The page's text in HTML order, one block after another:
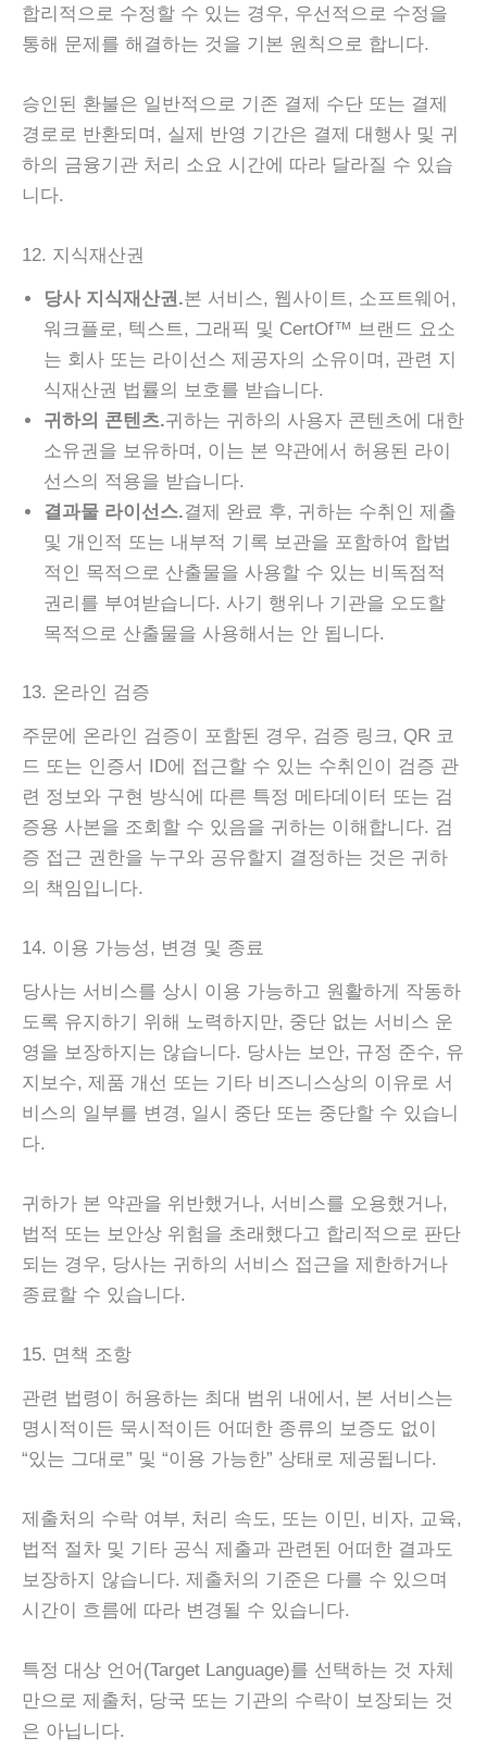
합리적으로 수정할 수 있는 경우, 우선적으로 수정을
통해 문제를 해결하는 것을 기본 원칙으로 합니다.
승인된 환불은 일반적으로 기존 결제 수단 또는 결제
경로로 반환되며, 실제 반영 기간은 결제 대행사 및 귀
하의 금융기관 처리 소요 시간에 따라 달라질 수 있습
니다.
12. 지식재산권
당사 지식재산권.본 서비스, 웹사이트, 소프트웨어,
워크플로, 텍스트, 그래픽 및 CertOf™ 브랜드 요소
는 회사 또는 라이선스 제공자의 소유이며, 관련 지
식재산권 법률의 보호를 받습니다.
귀하의 콘텐츠.귀하는 귀하의 사용자 콘텐츠에 대한
소유권을 보유하며, 이는 본 약관에서 허용된 라이
선스의 적용을 받습니다.
결과물 라이선스.결제 완료 후, 귀하는 수취인 제출
및 개인적 또는 내부적 기록 보관을 포함하여 합법
적인 목적으로 산출물을 사용할 수 있는 비독점적
권리를 부여받습니다. 사기 행위나 기관을 오도할
목적으로 산출물을 사용해서는 안 됩니다.
13. 온라인 검증
주문에 온라인 검증이 포함된 경우, 검증 링크, QR 코
드 또는 인증서 ID에 접근할 수 있는 수취인이 검증 관
련 정보와 구현 방식에 따른 특정 메타데이터 또는 검
증용 사본을 조회할 수 있음을 귀하는 이해합니다. 검
증 접근 권한을 누구와 공유할지 결정하는 것은 귀하
의 책임입니다.
14. 이용 가능성, 변경 및 종료
당사는 서비스를 상시 이용 가능하고 원활하게 작동하
도록 유지하기 위해 노력하지만, 중단 없는 서비스 운
영을 보장하지는 않습니다. 당사는 보안, 규정 준수, 유
지보수, 제품 개선 또는 기타 비즈니스상의 이유로 서
비스의 일부를 변경, 일시 중단 또는 중단할 수 있습니
다.
귀하가 본 약관을 위반했거나, 서비스를 오용했거나,
법적 또는 보안상 위험을 초래했다고 합리적으로 판단
되는 경우, 당사는 귀하의 서비스 접근을 제한하거나
종료할 수 있습니다.
15. 면책 조항
관련 법령이 허용하는 최대 범위 내에서, 본 서비스는
명시적이든 묵시적이든 어떠한 종류의 보증도 없이
“있는 그대로” 및 “이용 가능한” 상태로 제공됩니다.
제출처의 수락 여부, 처리 속도, 또는 이민, 비자, 교육,
법적 절차 및 기타 공식 제출과 관련된 어떠한 결과도
보장하지 않습니다. 제출처의 기준은 다를 수 있으며
시간이 흐름에 따라 변경될 수 있습니다.
특정 대상 언어(Target Language)를 선택하는 것 자체
만으로 제출처, 당국 또는 기관의 수락이 보장되는 것
은 아닙니다.